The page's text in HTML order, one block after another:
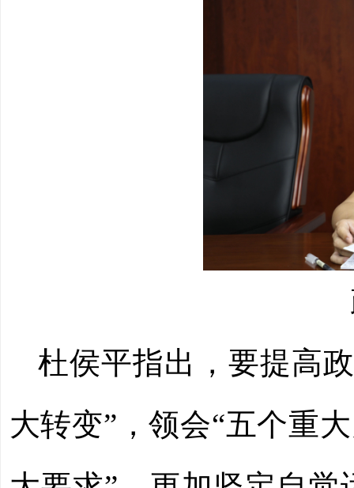
杜侯平指出， 要提高
大转变”，领会“五个重